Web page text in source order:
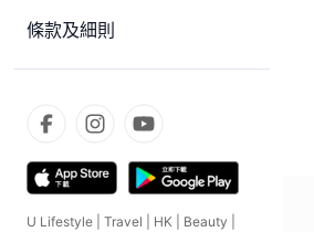
條款及細則
U Lifestyle Travel HK Beauty